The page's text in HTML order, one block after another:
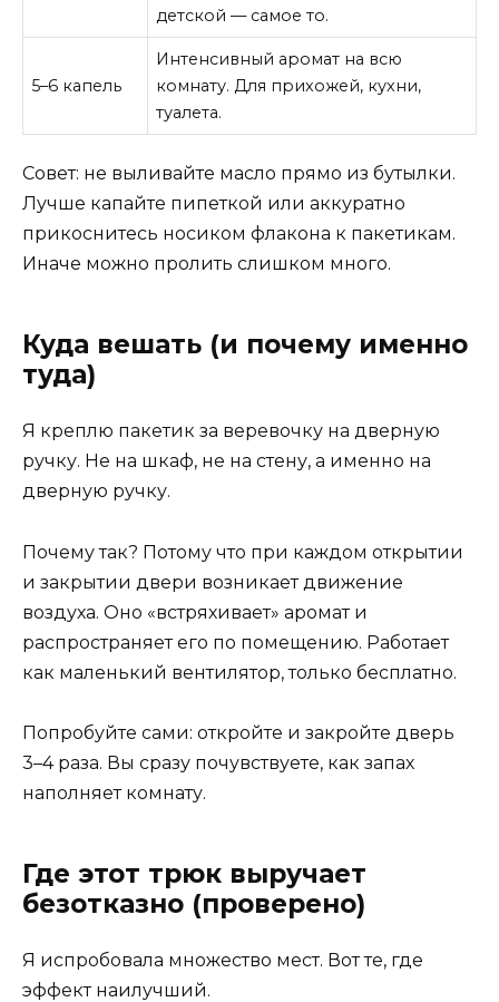
детской — самое то.
5–6 капель
Интенсивный аромат на всю
комнату. Для прихожей, кухни,
туалета.
Совет: не выливайте масло прямо из бутылки.
Лучше капайте пипеткой или аккуратно
прикоснитесь носиком флакона к пакетикам.
Иначе можно пролить слишком много.
Куда вешать (и почему именно
туда)
Я креплю пакетик за веревочку на дверную
ручку. Не на шкаф, не на стену, а именно на
дверную ручку.
Почему так? Потому что при каждом открытии
и закрытии двери возникает движение
воздуха. Оно «встряхивает» аромат и
распространяет его по помещению. Работает
как маленький вентилятор, только бесплатно.
Попробуйте сами: откройте и закройте дверь
3–4 раза. Вы сразу почувствуете, как запах
наполняет комнату.
Где этот трюк выручает
безотказно (проверено)
Я испробовала множество мест. Вот те, где
эффект наилучший.